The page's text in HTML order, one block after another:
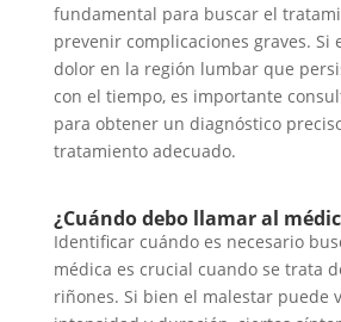
fundamental para buscar el
prevenir complicaciones graves. Si
dolor en la región lumbar que
con el tiempo, es importante
para obtener un diagnóstico
tratamiento adecuado.
¿Cuándo debo llamar al
Identificar cuándo es necesario
médica es crucial cuando se trata
riñones. Si bien el malestar puede